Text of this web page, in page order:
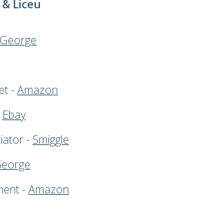
Liceu
-Amazon
Ebay
- Smiggle
-Amazon